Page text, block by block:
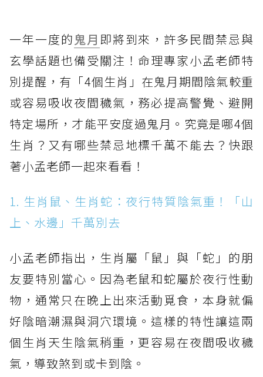
一年一度的鬼月 即將到來，許多民間禁忌與
玄學話題也備受關注！命理專家小孟老師特
別提醒，有「4個生肖」在鬼月期間陰氣較重
或容易吸收夜間穢氣，務必提高警覺、避開
特定場所，才能平安度過鬼月。究竟是哪4個
生肖？又有哪些禁忌地標千萬不能去？快跟
著小孟老師一起來看看！
1. 生肖鼠、生肖蛇：夜行特質陰氣重！「山
上、水邊」千萬別去
小孟老師指出，生肖屬「鼠」與「蛇」的朋
友要特別當心。因為老鼠和蛇屬於夜行性動
物，通常只在晚上出來活動覓食，本身就偏
好陰暗潮濕與洞穴環境。這樣的特性讓這兩
個生肖天生陰氣稍重，更容易在夜間吸收穢
氣，導致煞到或卡到陰。